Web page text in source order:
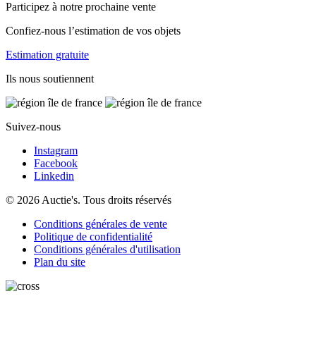
Participez à notre prochaine vente
Confiez-nous l’estimation de vos objets
Estimation gratuite
Ils nous soutiennent
Suivez-nous
Instagram
Facebook
Linkedin
© 2026 Auctie's. Tous droits réservés
Conditions générales de vente
Politique de confidentialité
Conditions générales d'utilisation
Plan du site